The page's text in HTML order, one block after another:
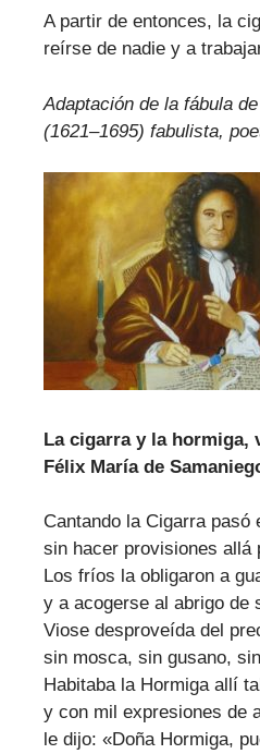
A partir de entonces, la
reírse de nadie y a
Adaptación de la fábula
(1621–1695) fabulista,
La cigarra y la hormiga,
Félix María de
Cantando la Cigarra pasó
sin hacer provisiones allá
Los fríos la obligaron a
y a acogerse al abrigo de
Viose desproveída del
sin mosca, sin gusano,
Habitaba la Hormiga allí
y con mil expresiones de
le dijo: «Doña Hormiga,